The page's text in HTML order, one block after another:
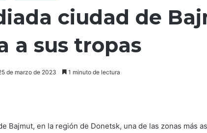
ciudad de
a sus tropas
de marzo de 2023 1 minuto de lectura
Bajmut, en la región de Donetsk, una de las zonas más